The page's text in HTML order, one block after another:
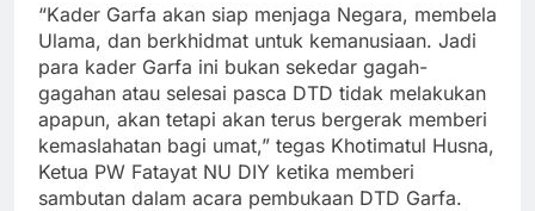
“Kader Garfa akan siap menjaga Negara, membela
Ulama, dan berkhidmat untuk kemanusiaan. Jadi
para kader Garfa ini bukan sekedar gagah-
gagahan atau selesai pasca DTD tidak melakukan
apapun, akan tetapi akan terus bergerak memberi
kemaslahatan bagi umat,” tegas Khotimatul Husna,
Ketua PW Fatayat NU DIY ketika memberi
sambutan dalam acara pembukaan DTD Garfa.